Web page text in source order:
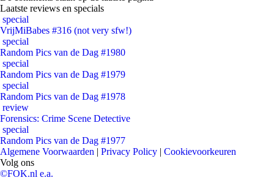
Laatste reviews en specials
special
VrijMiBabes #316 (not very sfw!)
special
Random Pics van de Dag #1980
special
Random Pics van de Dag #1979
special
Random Pics van de Dag #1978
review
Forensics: Crime Scene Detective
special
Random Pics van de Dag #1977
Algemene Voorwaarden | Privacy Policy | Cookievoorkeuren
Volg ons
©FOK.nl e.a.